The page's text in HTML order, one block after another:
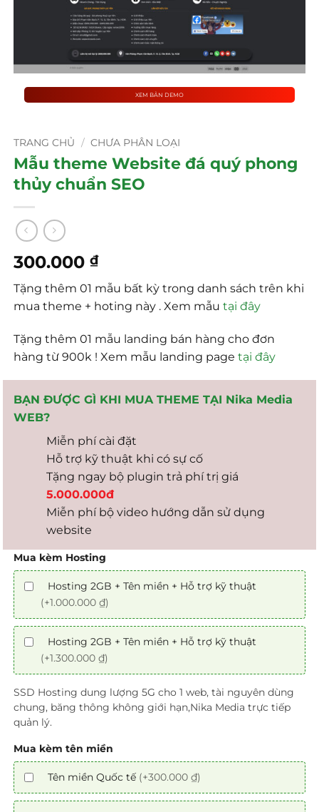
XEM BẢN DEMO
TRANG CHỦ / CHƯA PHÂN LOẠI
Mẫu theme Website đá quý phong
thủy chuẩn SEO
300.000₫
Tặng thêm 01 mẫu bất kỳ trong danh sách trên khi
mua theme + hoting này . Xem mẫutại đây
Tặng thêm 01 mẫu landing bán hàng cho đơn
hàng từ 900k ! Xem mẫu landing pagetại đây
BẠN ĐƯỢC GÌ KHI MUA THEME TẠI Nika Media
WEB?
Miễn phí cài đặt
Hỗ trợ kỹ thuật khi có sự cố
Tặng ngay bộ plugin trả phí trị giá
5.000.000đ
Miễn phí bộ video hướng dẫn sử dụng
website
Mua kèm Hosting
Hosting 2GB + Tên miền + Hỗ trợ kỹ thuật
(+1.000.000 ₫)
Hosting 2GB + Tên miền + Hỗ trợ kỹ thuật
(+1.300.000 ₫)
SSD Hosting dung lượng 5G cho 1 web, tài nguyên dùng
chung, băng thông không giới hạn,Nika Media trực tiếp
quản lý.
Mua kèm tên miền
Tên miền Quốc tế (+300.000 ₫)